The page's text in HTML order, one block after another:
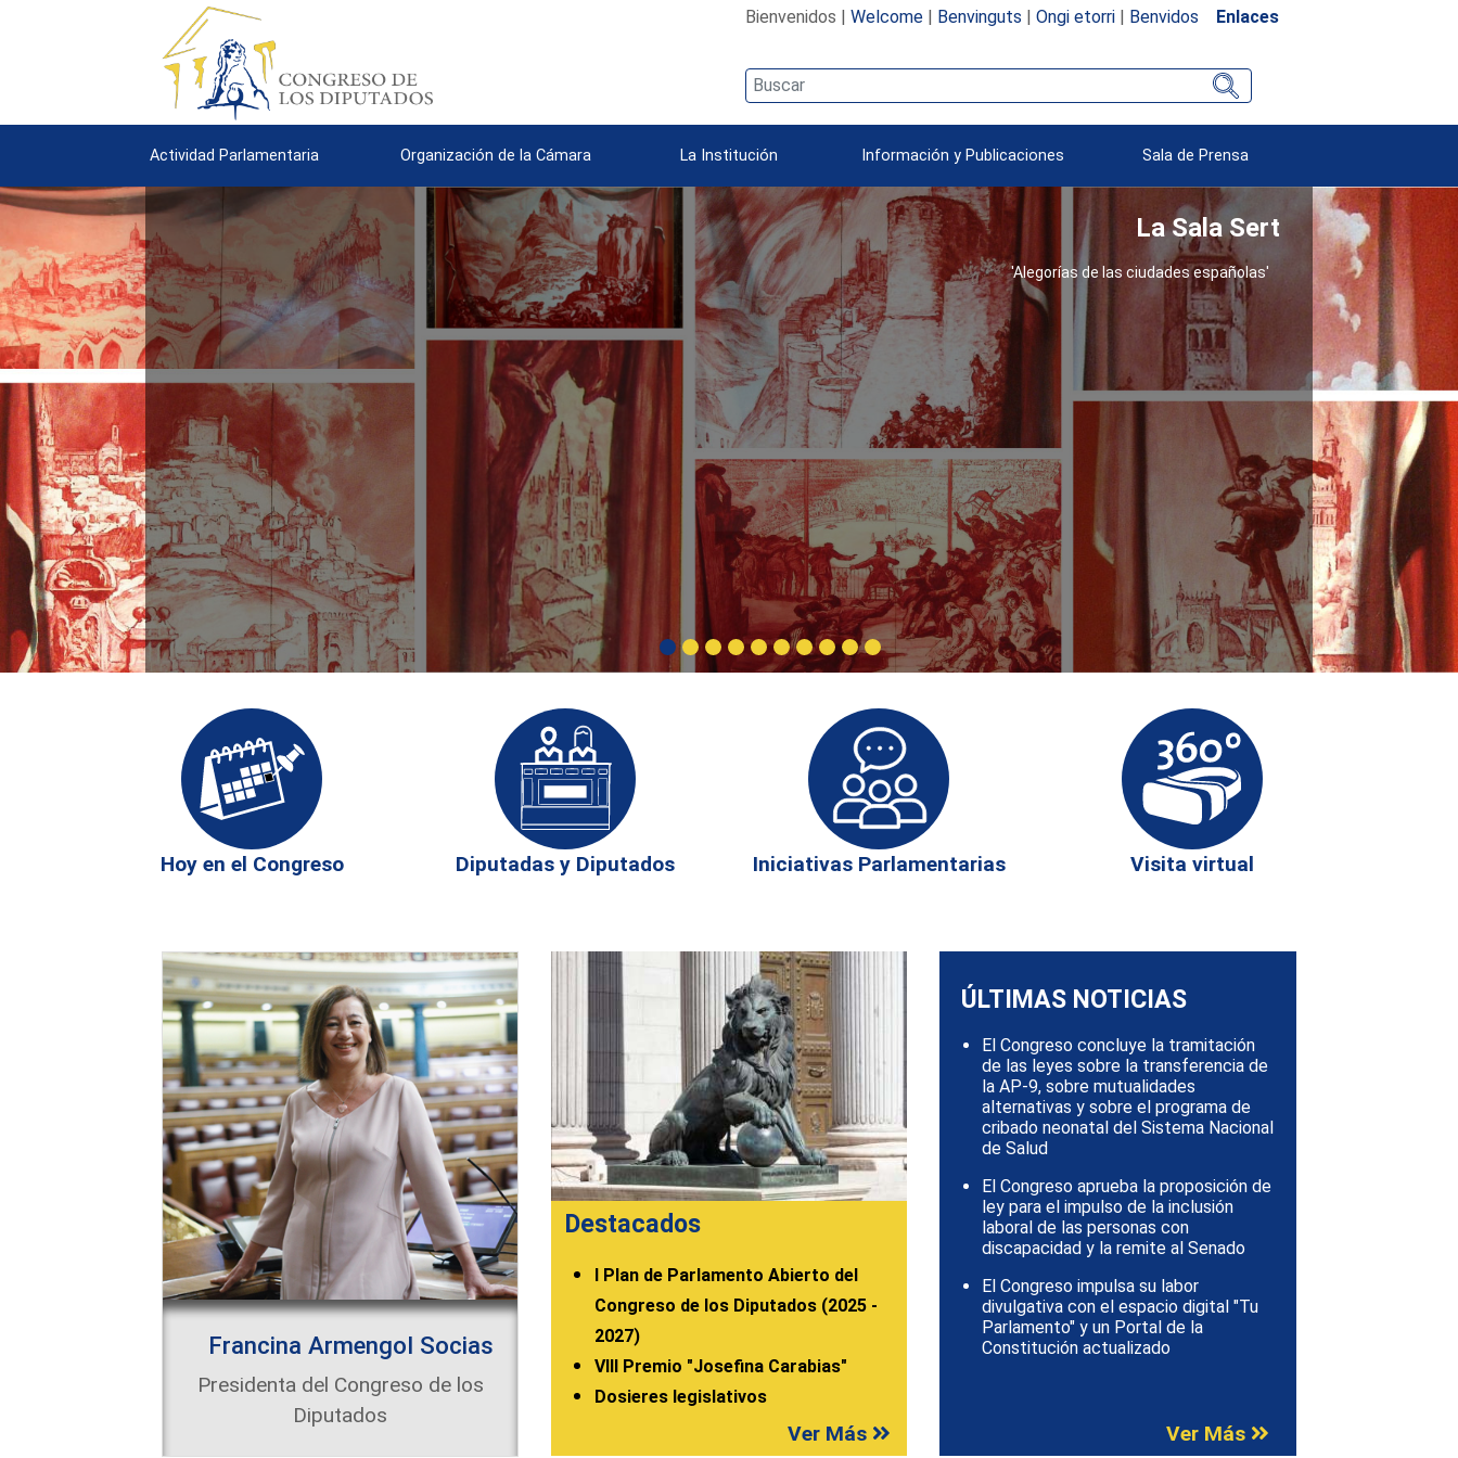
Bienvenidos | Welcome| Benvinguts | Ongi etorri| Benvidos Enlaces
Actividad Parlamentaria Organización de la Cámara La Institución Información y Publicaciones Sala de Prensa
La Sala Sert
'Alegorías de las ciudades españolas'
Hoy en el Congreso Diputadas y Diputados Iniciativas Parlamentarias Visita virtual
Francina Armengol Socias
Presidenta del Congreso de los
Diputados
Destacados
I Plan de Parlamento Abierto del
Congreso de los Diputados (2025 -
2027)
VIII Premio "Josefina Carabias"
Dosieres legislativos
Ver Más
ÚLTIMAS NOTICIAS
El Congreso concluye la tramitación
de las leyes sobre la transferencia de
la AP-9, sobre mutualidades
alternativas y sobre el programa de
cribado neonatal del Sistema Nacional
de Salud
El Congreso aprueba la proposición de
ley para el impulso de la inclusión
laboral de las personas con
discapacidad y la remite al Senado
El Congreso impulsa su labor
divulgativa con el espacio digital "Tu
Parlamento" y un Portal de la
Constitución actualizado
Ver Más